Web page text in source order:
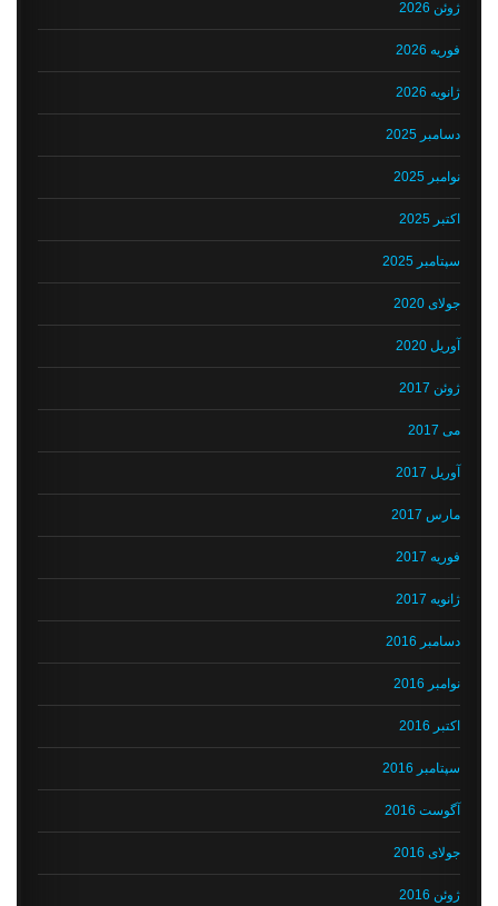
ژوئن 2026
فوریه 2026
ژانویه 2026
دسامبر 2025
نوامبر 2025
اکتبر 2025
سپتامبر 2025
جولای 2020
آوریل 2020
ژوئن 2017
می 2017
آوریل 2017
مارس 2017
فوریه 2017
ژانویه 2017
دسامبر 2016
نوامبر 2016
اکتبر 2016
سپتامبر 2016
آگوست 2016
جولای 2016
ژوئن 2016